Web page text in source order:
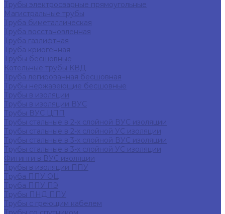
Трубы электросварные прямоугольные
Магистральные трубы
Труба биметаллическая
Труба восстановленная
Труба газлифтная
Труба криогенная
Трубы бесшовные
Котельные трубы КВД
Труба легированная бесшовная
Трубы нержавеющие бесшовные
Трубы в изоляции
Трубы в изоляции ВУС
Трубы ВУС ЦПП
Трубы стальные в 2-х слойной ВУС изоляции
Трубы стальные в 2-х слойной УС изоляции
Трубы стальные в 3-х слойной ВУС изоляции
Трубы стальные в 3-х слойной УС изоляции
Фитинги в ВУС изоляции
Трубы в изоляции ППУ
Труба ППУ ОЦ
Труба ППУ ПЭ
Трубы ПНД ППУ
Трубы с греющим кабелем